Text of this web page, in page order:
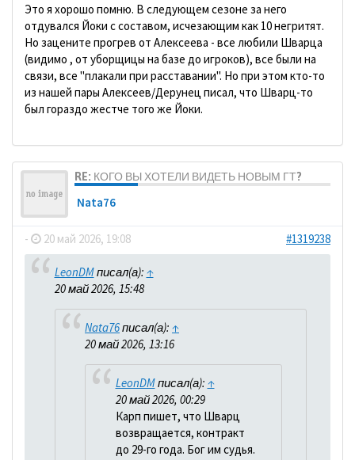
Это я хорошо помню. В следующем сезоне за него
отдувался Йоки с составом, исчезающим как 10 негритят.
Но зацените прогрев от Алексеева - все любили Шварца
(видимо , от уборщицы на базе до игроков), все были на
связи, все "плакали при расставании". Но при этом кто-то
из нашей пары Алексеев/Дерунец писал, что Шварц-то
был гораздо жестче того же Йоки.
RE: КОГО ВЫ ХОТЕЛИ ВИДЕТЬ НОВЫМ ГТ?
Nata76
- 20 май 2026, 19:08 #1319238
LeonDMписал(а): ↑
20 май 2026, 15:48
Nata76писал(а): ↑
20 май 2026, 13:16
LeonDMписал(а): ↑
20 май 2026, 00:29
Карп пишет, что Шварц
возвращается, контракт
до 29-го года. Бог им судья.